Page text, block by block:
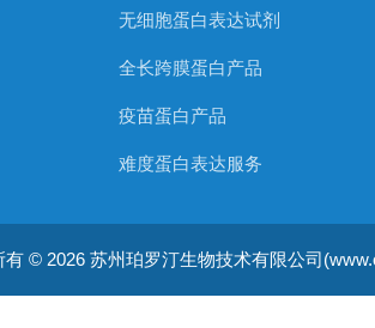
无细胞蛋白表达试剂
全长跨膜蛋白产品
疫苗蛋白产品
难度蛋白表达服务
有 © 2026 苏州珀罗汀生物技术有限公司